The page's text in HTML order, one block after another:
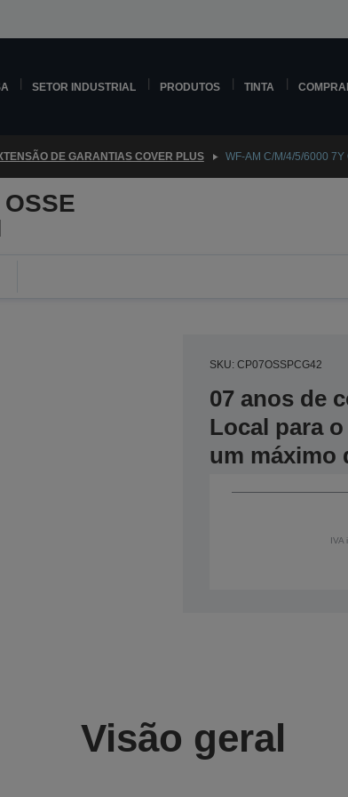
SETOR INDUSTRIAL PRODUTOS TINTA
DE GARANTIAS COVER PLUS WF-AM C/M/4/5/6000
SKU: CP07OSSPCG42
07 anos de
Local para o
um máximo
IVA
Visão geral